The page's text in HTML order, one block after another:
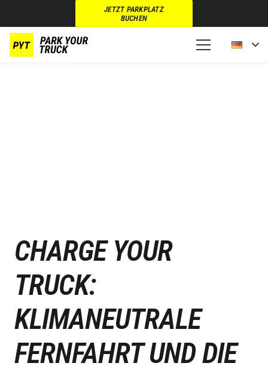
JETZT PARKPLATZ
BUCHEN
CHARGE YOUR
TRUCK:
KLIMANEUTRALE
FERNFAHRT UND DIE